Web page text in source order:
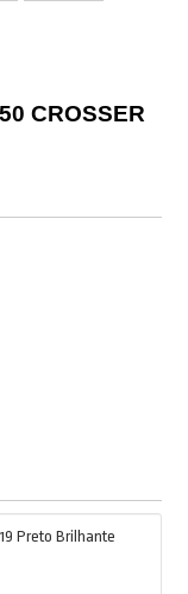
CROSSER
19 Preto Brilhante